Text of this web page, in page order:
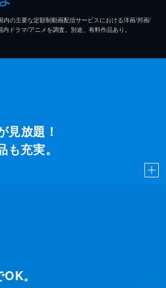
の主要な定額制動画配信サービスにおける洋画/邦画/
ドラマ/アニメを調査。別途、有料作品あり。
見放題！
充実。
。